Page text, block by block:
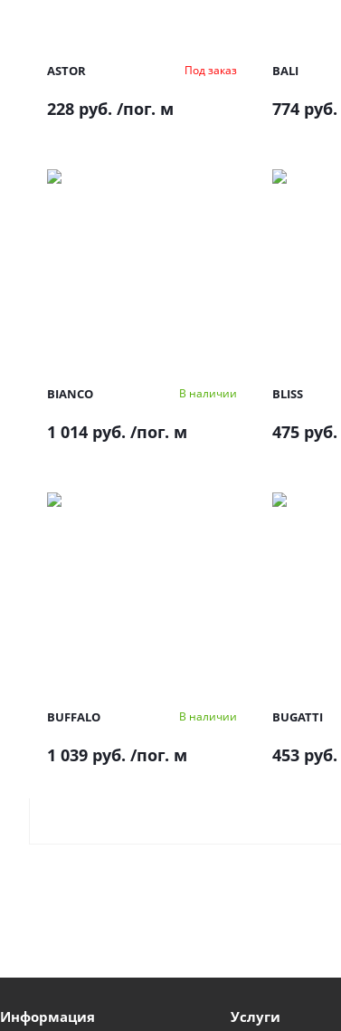
ASTOR Под заказ
228 руб. /пог. м
BALI
774 руб.
BIANCO В наличии
1 014 руб. /пог. м
BLISS
475 руб.
BUFFALO В наличии
1 039 руб. /пог. м
BUGATTI
453 руб.
Информация Услуги